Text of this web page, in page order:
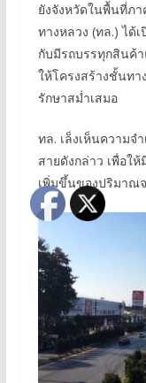
ยังจังหวัดในพื้นที่ภ
ทางหลวง (ทล.) ได้
กับมีรถบรรทุกสินค้
ให้โครงสร้างชั้นทา
รักษาสม่ำเสมอ
ทล. เล็งเห็นความจ
สายดังกล่าว เพื่อใ
เพิ่มขึ้นของปริมาณ